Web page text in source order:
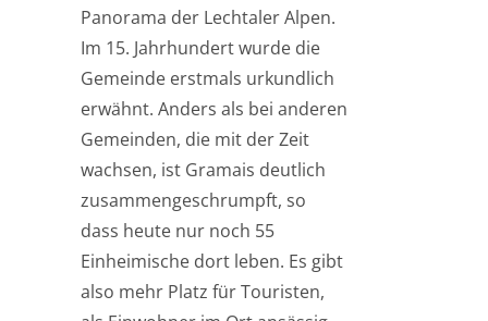
Panorama der Lechtaler Alpen.
Im 15. Jahrhundert wurde die
Gemeinde erstmals urkundlich
erwähnt. Anders als bei anderen
Gemeinden, die mit der Zeit
wachsen, ist Gramais deutlich
zusammengeschrumpft, so
dass heute nur noch 55
Einheimische dort leben. Es gibt
also mehr Platz für Touristen,